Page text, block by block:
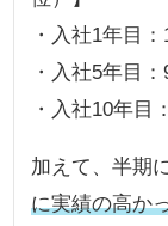
・入社1年目
・入社5年目
・入社10年目
加えて、半期
に実績の高か